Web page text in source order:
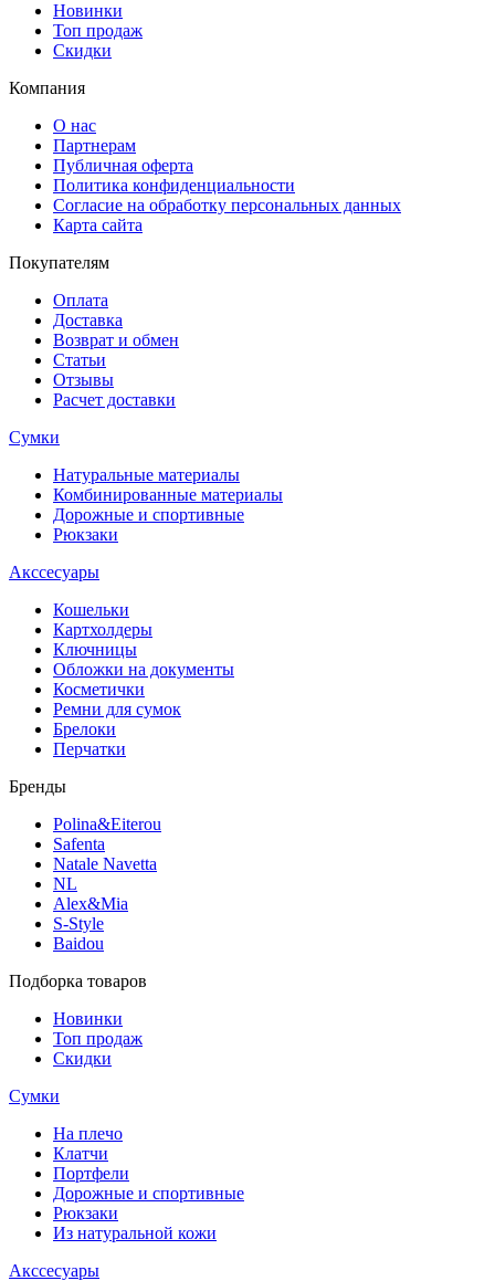
Новинки
Топ продаж
Скидки
Компания
О нас
Партнерам
Публичная оферта
Политика конфиденциальности
Согласие на обработку персональных данных
Карта сайта
Покупателям
Оплата
Доставка
Возврат и обмен
Статьи
Отзывы
Расчет доставки
Сумки
Натуральные материалы
Комбинированные материалы
Дорожные и спортивные
Рюкзаки
Акссесуары
Кошельки
Картхолдеры
Ключницы
Обложки на документы
Косметички
Ремни для сумок
Брелоки
Перчатки
Бренды
Polina&Eiterou
Safenta
Natale Navetta
NL
Alex&Mia
S-Style
Baidou
Подборка товаров
Новинки
Топ продаж
Скидки
Сумки
На плечо
Клатчи
Портфели
Дорожные и спортивные
Рюкзаки
Из натуральной кожи
Акссесуары